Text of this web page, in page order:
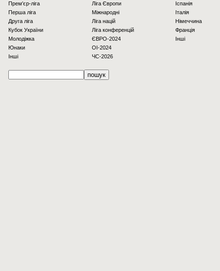
Прем'єр-ліга
Перша ліга
Друга ліга
Кубок України
Молодіжка
Юнаки
Інші
Ліга Європи
Міжнародні
Ліга націй
Ліга конференцій
ЄВРО-2024
OI-2024
ЧС-2026
Іспанія
Італія
Німеччина
Франція
Інші